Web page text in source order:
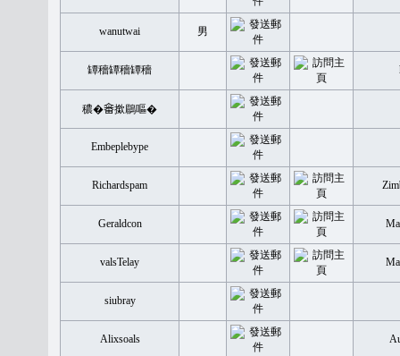
wanutwai 男
罈穡罈穡罈穡
穠�𤲞撳鶥嘔�
Embeplebype
Richardspam
Geraldcon
valsTelay
siubray
Alixsoals